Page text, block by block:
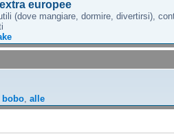
europee
(dove mangiare, dormire, divertirsi),
bobo alle